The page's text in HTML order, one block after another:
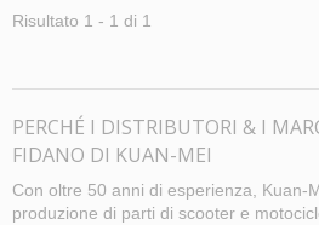
Risultato 1 - 1 di 1
PERCHÉ I DISTRIBUTORI & I
FIDANO DI KUAN-MEI
Con oltre 50 anni di esperienza, Kuan-
produzione di parti di scooter e